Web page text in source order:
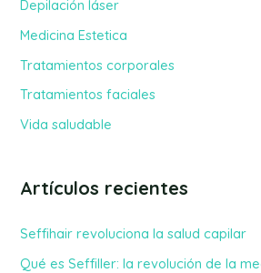
o
r
Depilación láser
Medicina Estetica
Tratamientos corporales
Tratamientos faciales
Vida saludable
Artículos recientes
Seffihair revoluciona la salud capilar
Qué es Seffiller: la revolución de la